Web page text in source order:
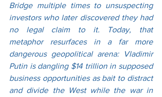
Bridge multiple times to unsuspecting
investors who later discovered they had
no legal claim to it. Today, that
metaphor resurfaces in a far more
dangerous geopolitical arena: Vladimir
Putin is dangling $14 trillion in supposed
business opportunities as bait to distract
and divide the West while the war in